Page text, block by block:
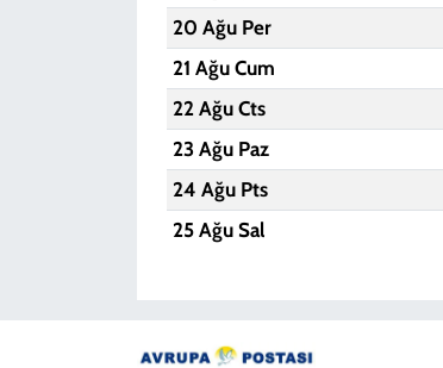
20 Ağu Per
21 Ağu Cum
22 Ağu Cts
23 Ağu Paz
24 Ağu Pts
25 Ağu Sal